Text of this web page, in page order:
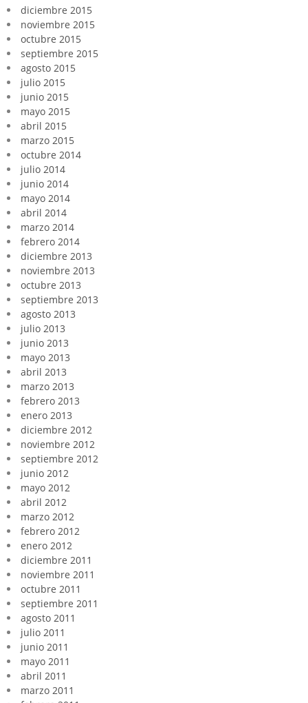
diciembre 2015
noviembre 2015
octubre 2015
septiembre 2015
agosto 2015
julio 2015
junio 2015
mayo 2015
abril 2015
marzo 2015
octubre 2014
julio 2014
junio 2014
mayo 2014
abril 2014
marzo 2014
febrero 2014
diciembre 2013
noviembre 2013
octubre 2013
septiembre 2013
agosto 2013
julio 2013
junio 2013
mayo 2013
abril 2013
marzo 2013
febrero 2013
enero 2013
diciembre 2012
noviembre 2012
septiembre 2012
junio 2012
mayo 2012
abril 2012
marzo 2012
febrero 2012
enero 2012
diciembre 2011
noviembre 2011
octubre 2011
septiembre 2011
agosto 2011
julio 2011
junio 2011
mayo 2011
abril 2011
marzo 2011